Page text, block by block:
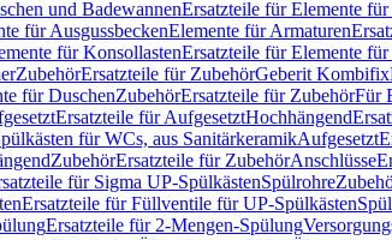
und BadewannenErsatzteile für Elemente
für AusgussbeckenElemente für Armaturen
für KonsollastenErsatzteile für Elemente
ZubehörErsatzteile für ZubehörGeberit Kombifix
für DuschenZubehörErsatzteile für ZubehörFür
Ersatzteile für AufgesetztHochhängend
für WCs, aus SanitärkeramikAufgesetzt
ZubehörErsatzteile für ZubehörAnschlüsse
für Sigma UP-SpülkästenSpülrohre
Ersatzteile für Füllventile für UP-Spülkästen
Ersatzteile für 2-Mengen-Spülung